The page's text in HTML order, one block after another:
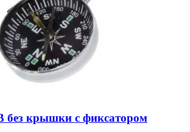
без крышки с фиксатором